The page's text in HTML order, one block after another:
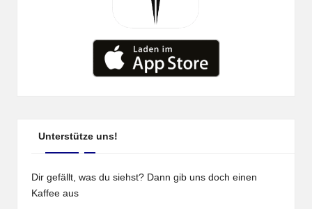
Unterstütze uns!
Dir gefällt, was du siehst? Dann gib uns doch einen
Kaffee aus